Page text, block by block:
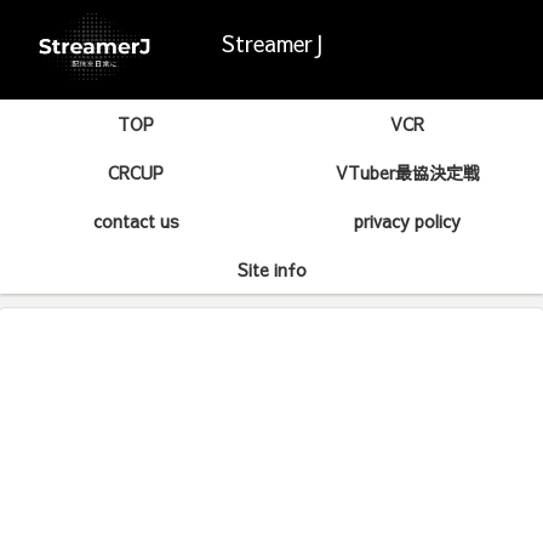
StreamerJ
TOP
VCR
CRCUP
VTuber最協決定戦
contact us
privacy policy
Site info